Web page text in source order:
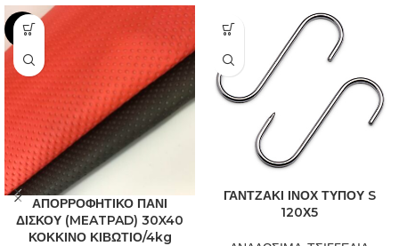
-6%
ΑΠΟΡΡΟΦΗΤΙΚΟ ΠΑΝΙ
ΔΙΣΚΟΥ (MEATPAD) 30X40
ΚΟΚΚΙΝΟ ΚΙΒΩΤΙΟ/4kg
ΓΑΝΤΖΑΚΙ ΙΝΟΧ ΤΥΠΟΥ S
120Χ5